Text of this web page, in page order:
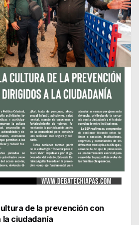
de la prevención con
ciudadanía